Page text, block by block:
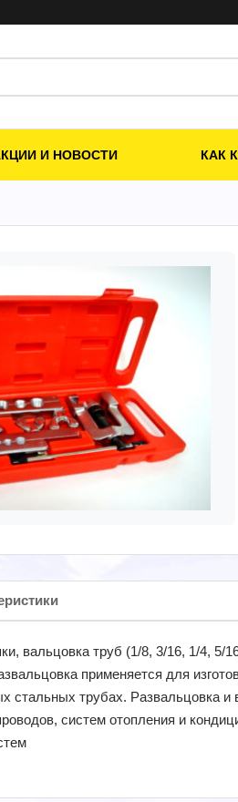
И НОВОСТИ КАК
вальцовка труб (1/8, 3/16, 1/4, 5/
применяется для
стальных трубах. Развальцовка
систем отопления и